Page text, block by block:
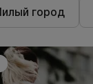
город